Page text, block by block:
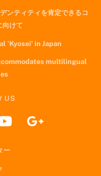
ンティティを肯定できるコ
向けて
'Kyosei' in Japan
multilingual
US
ー